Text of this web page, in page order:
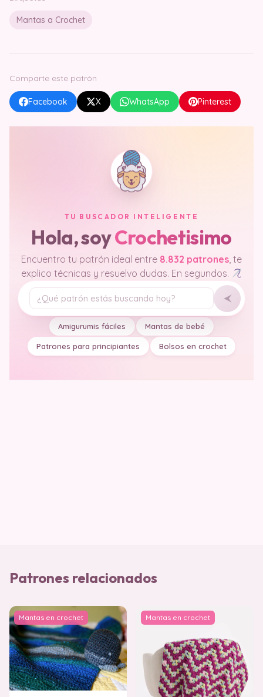
Mantas a Crochet
Comparte este patrón
Facebook X WhatsApp Pinterest
TU BUSCADOR INTELIGENTE
Hola, soyCrochetisimo
Encuentro tu patrón ideal entre 8.832 patrones, te
explico técnicas y resuelvo dudas. En segundos.
Tu pregunta
Amigurumis fáciles Mantas de bebé
Patrones para principiantes Bolsos en crochet
Patrones relacionados
Mantas en crochet Mantas en crochet